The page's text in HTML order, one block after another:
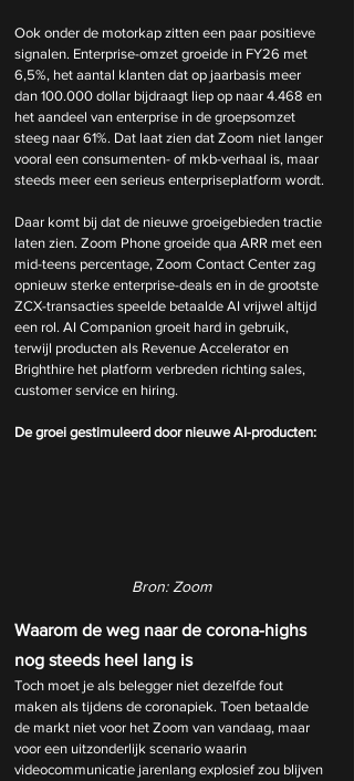
Ook onder de motorkap zitten een paar positieve
signalen. Enterprise-omzet groeide in FY26 met
6,5%, het aantal klanten dat op jaarbasis meer
dan 100.000 dollar bijdraagt liep op naar 4.468 en
het aandeel van enterprise in de groepsomzet
steeg naar 61%. Dat laat zien dat Zoom niet langer
vooral een consumenten- of mkb-verhaal is, maar
steeds meer een serieus enterpriseplatform wordt.
Daar komt bij dat de nieuwe groeigebieden tractie
laten zien. Zoom Phone groeide qua ARR met een
mid-teens percentage, Zoom Contact Center zag
opnieuw sterke enterprise-deals en in de grootste
ZCX-transacties speelde betaalde AI vrijwel altijd
een rol. AI Companion groeit hard in gebruik,
terwijl producten als Revenue Accelerator en
Brighthire het platform verbreden richting sales,
customer service en hiring.
De groei gestimuleerd door nieuwe AI-producten:
Bron: Zoom
Waarom de weg naar de corona-highs
nog steeds heel lang is
Toch moet je als belegger niet dezelfde fout
maken als tijdens de coronapiek. Toen betaalde
de markt niet voor het Zoom van vandaag, maar
voor een uitzonderlijk scenario waarin
videocommunicatie jarenlang explosief zou blijven